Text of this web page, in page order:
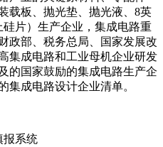
载板、抛光垫、抛光液、8英
片）生产企业，集成电路重
政部、税务总局、国家发展改
集成电路和工业母机企业研发
的国家鼓励的集成电路生产企
集成电路设计企业清单。
报系统